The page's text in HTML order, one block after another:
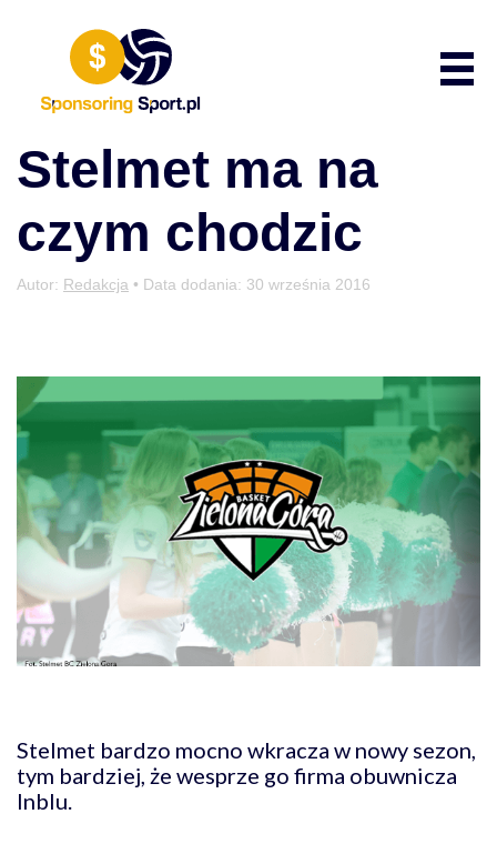
Stelmet ma na
czym chodzic
Autor: Redakcja • Data dodania: 30 września 2016
Stelmet bardzo mocno wkracza w nowy sezon,
tym bardziej, że wesprze go firma obuwnicza
Inblu.